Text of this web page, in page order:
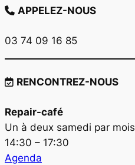
APPELEZ-NOUS
03 74 09 16 85
RENCONTREZ-NOUS
Repair-café
Un à deux samedi par mois
14:30 – 17:30
Agenda